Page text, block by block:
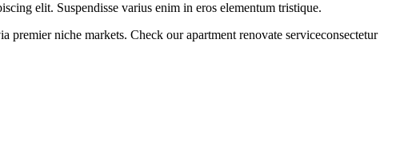
elit. Suspendisse varius enim in eros elementum tristique.
niche markets. Check our apartment renovate serviceconsectetur